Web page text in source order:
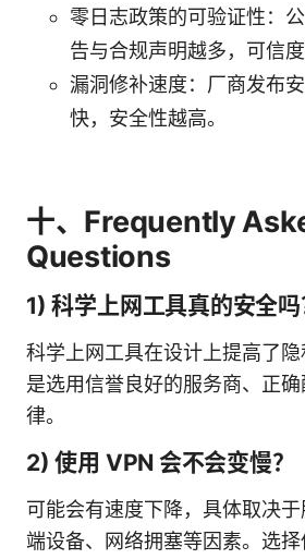
零日志政策的可验证性：
告与合规声明越多，可信度
漏洞修补速度：厂商发布
快，安全性越高。
十、Frequently
Questions
1) 科学上网工具真的安全吗
科学上网工具在设计上提高了
是选用信誉良好的服务商、正
律。
2) 使用 VPN 会不会变慢？
可能会有速度下降，具体取决
端设备、网络拥塞等因素。选